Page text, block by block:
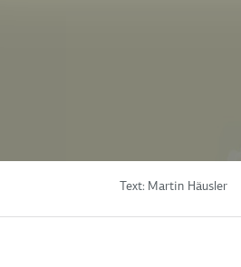
Text: Martin Häusler